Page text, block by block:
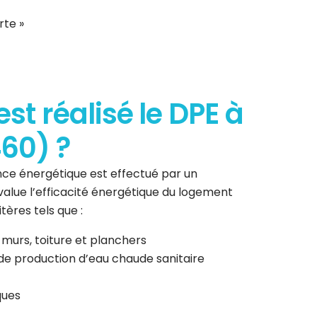
»
réalisé le DPE à
?
énergétique est effectué par un
l’efficacité énergétique du logement
tels que :
murs, toiture et planchers
production d’eau chaude sanitaire